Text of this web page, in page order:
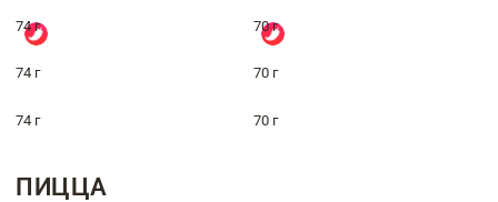
74 г 70 г
74 г 70 г
74 г 70 г
ПИЦЦА